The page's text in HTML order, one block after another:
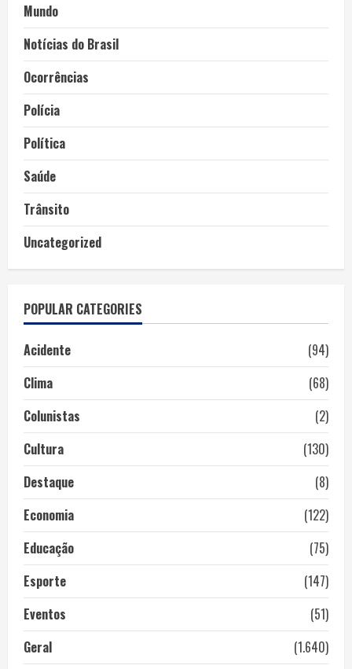
Mundo
Notícias do Brasil
Ocorrências
Polícia
Política
Saúde
Trânsito
Uncategorized
POPULAR CATEGORIES
Acidente
(94)
Clima
(68)
Colunistas
(2)
Cultura
(130)
Destaque
(8)
Economia
(122)
Educação
(75)
Esporte
(147)
Eventos
(51)
Geral
(1.640)